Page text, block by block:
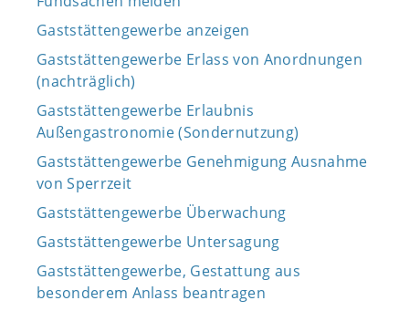
Gaststättengewerbe anzeigen
Gaststättengewerbe Erlass von Anordnungen
(nachträglich)
Gaststättengewerbe Erlaubnis
Außengastronomie (Sondernutzung)
Gaststättengewerbe Genehmigung Ausnahme
von Sperrzeit
Gaststättengewerbe Überwachung
Gaststättengewerbe Untersagung
Gaststättengewerbe, Gestattung aus
besonderem Anlass beantragen